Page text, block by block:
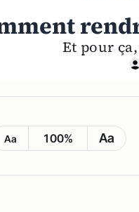
Et pour
Aa 100% Aa